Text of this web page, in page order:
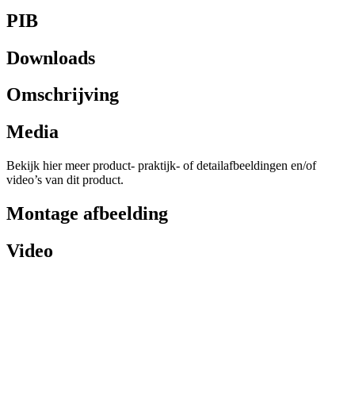
PIB
Downloads
Omschrijving
Media
Bekijk hier meer product- praktijk- of detailafbeeldingen en/of
video’s van dit product.
Montage afbeelding
Video